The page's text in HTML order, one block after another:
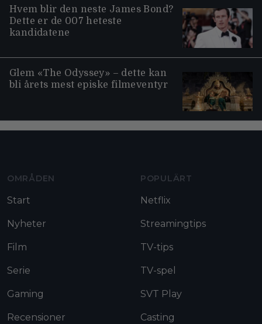
Hvem blir den neste James Bond?
Dette er de 007 heteste
kandidatene
Glem «The Odyssey» – dette kan
bli årets mest episke filmeventyr
OMRÅDEN
Start
Nyheter
Film
Serie
Gaming
Recensioner
POPULÄRT
Netflix
Streamingtips
TV-tips
TV-spel
SVT Play
Casting